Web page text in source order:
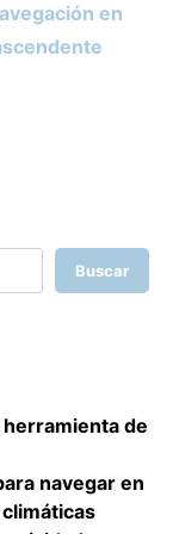
en
Buscar
de
navegar en